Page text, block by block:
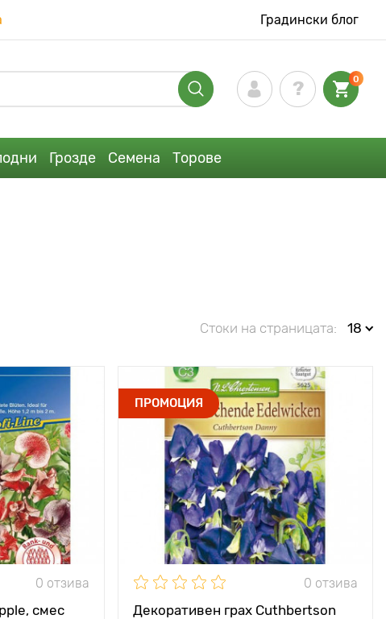
Градински блог
0
Грозде Семена Торове
Стоки на страницата: 18
0 отзива
смес
украса
беседки
150 - 200 см
10 х 20 см
ПРОМОЦИЯ
0 отзива
Декоративен грах Cuthbertson
Местоположение
Специални
характеристики
непретенциозен
сорт за вертикално
озеленяване
Височина на
растението
200 - 250 см
Разстояние между
растенията
30 х 35 см